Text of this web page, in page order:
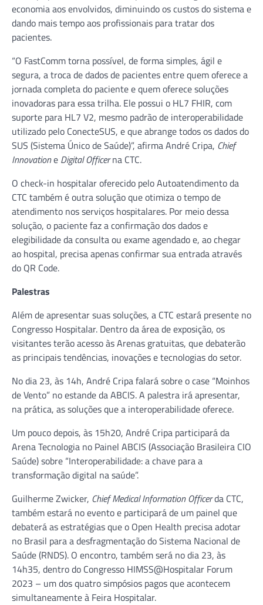
economia aos envolvidos, diminuindo os custos do sistema e
dando mais tempo aos profissionais para tratar dos
pacientes.
“O FastComm torna possível, de forma simples, ágil e
segura, a troca de dados de pacientes entre quem oferece a
jornada completa do paciente e quem oferece soluções
inovadoras para essa trilha. Ele possui o HL7 FHIR, com
suporte para HL7 V2, mesmo padrão de interoperabilidade
utilizado pelo ConecteSUS, e que abrange todos os dados do
SUS (Sistema Único de Saúde)”, afirma André Cripa, Chief
Innovatione Digital Officerna CTC.
O check-in hospitalar oferecido pelo Autoatendimento da
CTC também é outra solução que otimiza o tempo de
atendimento nos serviços hospitalares. Por meio dessa
solução, o paciente faz a confirmação dos dados e
elegibilidade da consulta ou exame agendado e, ao chegar
ao hospital, precisa apenas confirmar sua entrada através
do QR Code.
Palestras
Além de apresentar suas soluções, a CTC estará presente no
Congresso Hospitalar. Dentro da área de exposição, os
visitantes terão acesso às Arenas gratuitas, que debaterão
as principais tendências, inovações e tecnologias do setor.
No dia 23, às 14h, André Cripa falará sobre o case “Moinhos
de Vento” no estande da ABCIS. A palestra irá apresentar,
na prática, as soluções que a interoperabilidade oferece.
Um pouco depois, às 15h20, André Cripa participará da
Arena Tecnologia no Painel ABCIS (Associação Brasileira CIO
Saúde) sobre “Interoperabilidade: a chave para a
transformação digital na saúde”.
Guilherme Zwicker, Chief Medical Information Officerda CTC,
também estará no evento e participará de um painel que
debaterá as estratégias que o Open Health precisa adotar
no Brasil para a desfragmentação do Sistema Nacional de
Saúde (RNDS). O encontro, também será no dia 23, às
14h35, dentro do Congresso HIMSS@Hospitalar Forum
2023 – um dos quatro simpósios pagos que acontecem
simultaneamente à Feira Hospitalar.